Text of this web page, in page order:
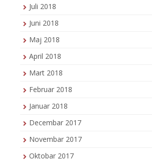
Juli 2018
Juni 2018
Maj 2018
April 2018
Mart 2018
Februar 2018
Januar 2018
Decembar 2017
Novembar 2017
Oktobar 2017